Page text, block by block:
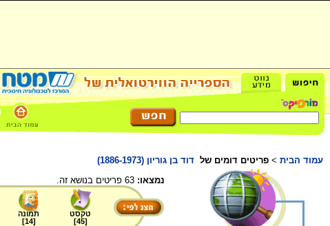
עמוד הבית > פריטים דומים של דוד בן גוריון (1886-1973)
נמצאו:
טקסט
[
45
]
תמונה
[
14
]